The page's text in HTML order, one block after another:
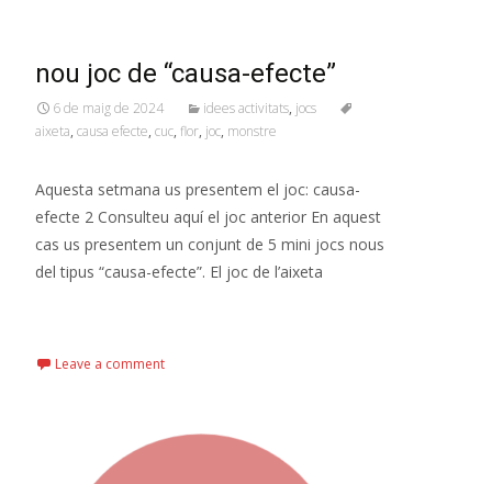
nou joc de “causa-efecte”
6 de maig de 2024 idees activitats, jocs
aixeta, causa efecte, cuc, flor, joc, monstre
Aquesta setmana us presentem el joc: causa-
efecte 2 Consulteu aquí el joc anterior En aquest
cas us presentem un conjunt de 5 mini jocs nous
del tipus “causa-efecte”. El joc de l’aixeta
Leave a comment